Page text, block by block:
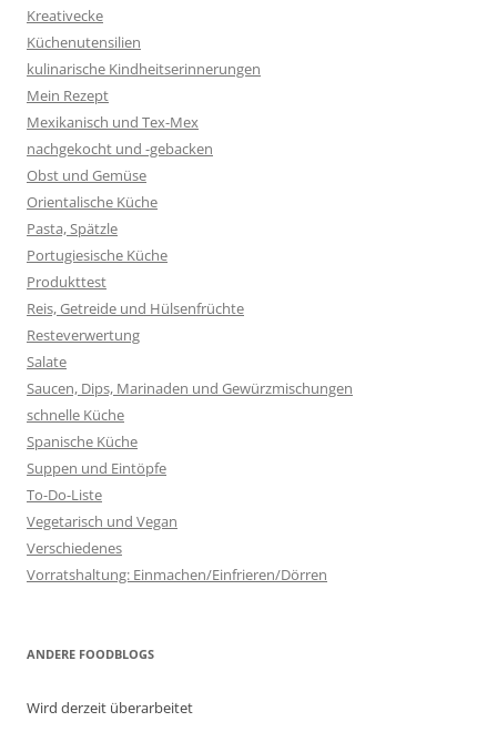
Kreativecke
Küchenutensilien
kulinarische Kindheitserinnerungen
Mein Rezept
Mexikanisch und Tex-Mex
nachgekocht und -gebacken
Obst und Gemüse
Orientalische Küche
Pasta, Spätzle
Portugiesische Küche
Produkttest
Reis, Getreide und Hülsenfrüchte
Resteverwertung
Salate
Saucen, Dips, Marinaden und Gewürzmischungen
schnelle Küche
Spanische Küche
Suppen und Eintöpfe
To-Do-Liste
Vegetarisch und Vegan
Verschiedenes
Vorratshaltung: Einmachen/Einfrieren/Dörren
ANDERE FOODBLOGS
Wird derzeit überarbeitet